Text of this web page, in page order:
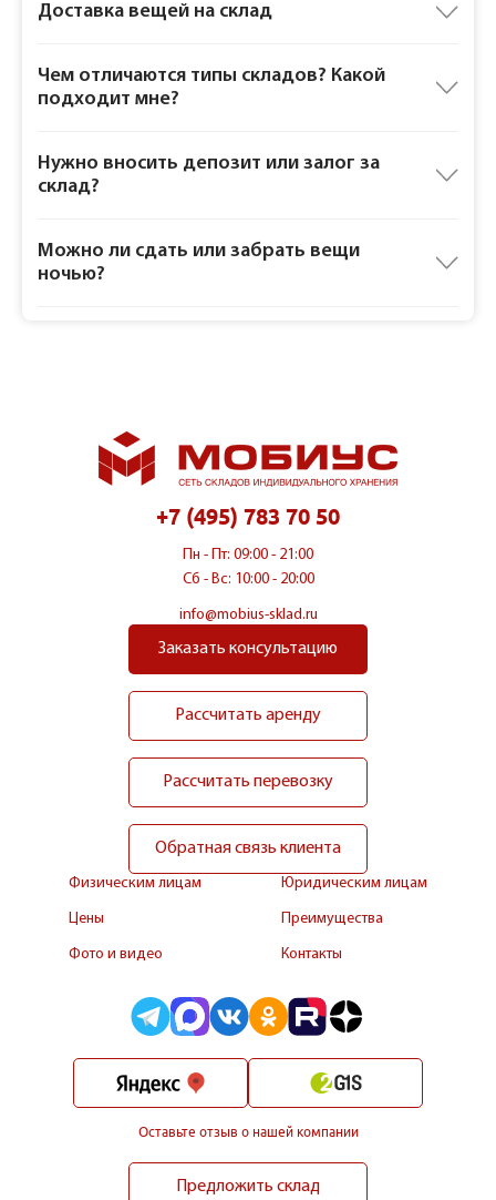
Доставка вещей на склад
Чем отличаются типы складов? Какой
подходит мне?
Нужно вносить депозит или залог за
склад?
Можно ли сдать или забрать вещи
ночью?
+7 (495) 783 70 50
Пн - Пт: 09:00 - 21:00
Сб - Вс: 10:00 - 20:00
info@mobius-sklad.ru
Физическим лицам Юридическим лицам
Цены Преимущества
Фото и видео Контакты
Оставьте отзыв о нашей компании
Предложить склад
Заказать консультацию
Рассчитать аренду
Рассчитать перевозку
Обратная связь клиента